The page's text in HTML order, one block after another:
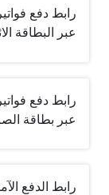
رابط دفع
عبر البطاقة
رابط دفع
عبر بطاقة
رابط الدفع